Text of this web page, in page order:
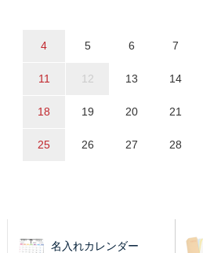
4 5 6 7
11 12 13 14
18 19 20 21
25 26 27 28
名入れカレンダー